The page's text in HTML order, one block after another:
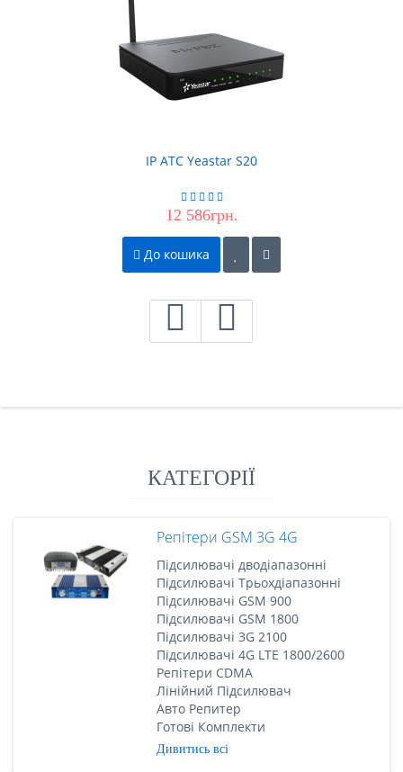
IP АТС Yeastar S20
12 586грн.
До кошика
КАТЕГОРІЇ
Репітери GSM 3G 4G
Підсилювачі дводіапазонні
Підсилювачі Трьохдіапазонні
Підсилювачі GSM 900
Підсилювачі GSM 1800
Підсилювачі 3G 2100
Підсилювачі 4G LTE 1800/2600
Репітери CDMA
Лінійний Підсилювач
Авто Репитер
Готові Комплекти
Дивитись всі